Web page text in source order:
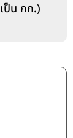
ป็น กก.)